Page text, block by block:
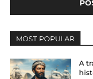
MOST POPULAR
A